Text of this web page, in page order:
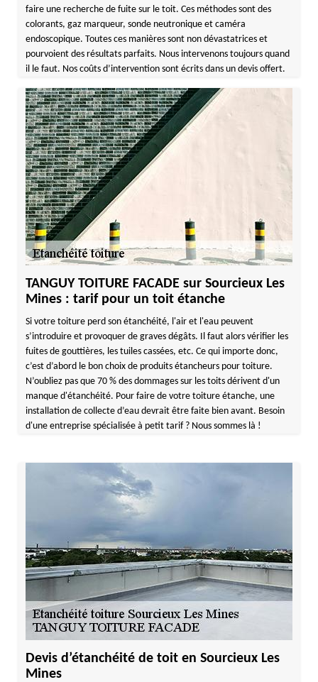
faire une recherche de fuite sur le toit. Ces méthodes sont des
colorants, gaz marqueur, sonde neutronique et caméra
endoscopique. Toutes ces manières sont non dévastatrices et
pourvoient des résultats parfaits. Nous intervenons toujours quand
il le faut. Nos coûts d’intervention sont écrits dans un devis offert.
TANGUY TOITURE FACADE sur Sourcieux Les
Mines : tarif pour un toit étanche
Si votre toiture perd son étanchéité, l'air et l'eau peuvent
s’introduire et provoquer de graves dégâts. Il faut alors vérifier les
fuites de gouttières, les tuiles cassées, etc. Ce qui importe donc,
c’est d’abord le bon choix de produits étancheurs pour toiture.
N’oubliez pas que 70 % des dommages sur les toits dérivent d'un
manque d'étanchéité. Pour faire de votre toiture étanche, une
installation de collecte d’eau devrait être faite bien avant. Besoin
d'une entreprise spécialisée à petit tarif ? Nous sommes là !
Devis d’étanchéité de toit en Sourcieux Les
Mines